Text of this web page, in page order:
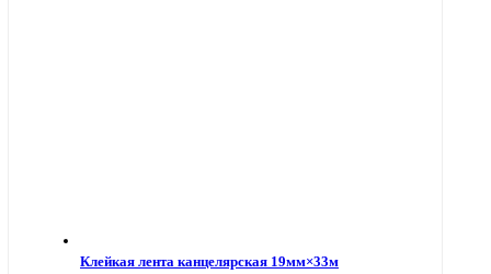
Клейкая лента канцелярская 19мм×33м